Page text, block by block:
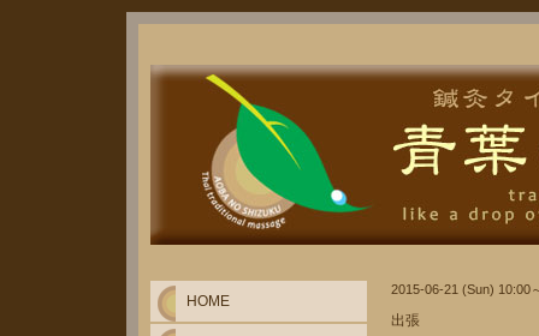
2015-06-21 (Sun) 10:00
出張
HOME